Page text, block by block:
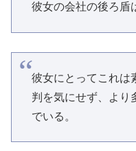
彼女の会社の後ろ盾
彼女にとってこれは
判を気にせず、より
でいる。